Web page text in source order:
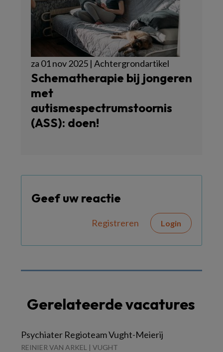
za 01 nov 2025 | Achtergrondartikel
Schematherapie bij jongeren
met
autismespectrumstoornis
(ASS): doen!
Geef uw reactie
Registreren Login
Gerelateerde vacatures
Psychiater Regioteam Vught-Meierij
REINIER VAN ARKEL | VUGHT